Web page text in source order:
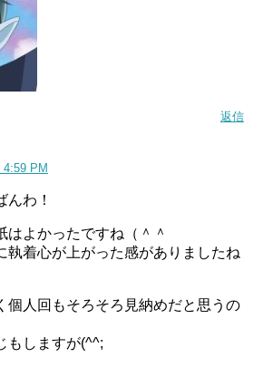
返信
4:59 PM
んわ！
はよかったですね（＾＾
執着心が上がった感がありましたね
個人回もそろそろ見納めだと思うの
もしますが(^^;